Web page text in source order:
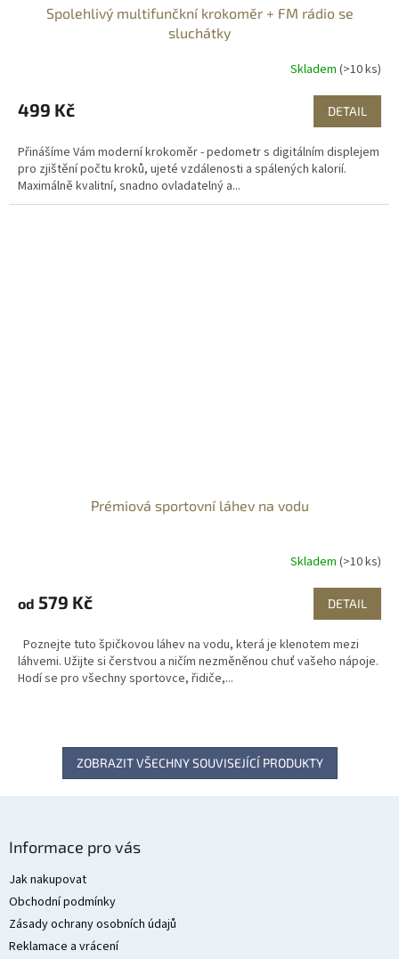
Spolehlivý multifunčkní krokoměr + FM rádio se
sluchátky
Skladem (>10 ks)
499 Kč DETAIL
Přinášíme Vám moderní krokoměr - pedometr s digitálním displejem
pro zjištění počtu kroků, ujeté vzdálenosti a spálených kalorií.
Maximálně kvalitní, snadno ovladatelný a...
Prémiová sportovní láhev na vodu
Skladem (>10 ks)
od 579 Kč DETAIL
Poznejte tuto špičkovou láhev na vodu, která je klenotem mezi
láhvemi. Užijte si čerstvou a ničím nezměněnou chuť vašeho nápoje.
Hodí se pro všechny sportovce, řidiče,...
ZOBRAZIT VŠECHNY SOUVISEJÍCÍ PRODUKTY
Informace pro vás
Jak nakupovat
Obchodní podmínky
Zásady ochrany osobních údajů
Reklamace a vrácení